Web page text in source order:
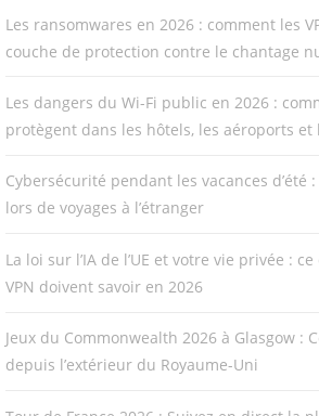
Les ransomwares en 2026 : comment les
couche de protection contre le chantage
Les dangers du Wi-Fi public en 2026 :
protègent dans les hôtels, les aéroports et
Cybersécurité pendant les vacances d’été
lors de voyages à l’étranger
La loi sur l’IA de l’UE et votre vie privée :
VPN doivent savoir en 2026
Jeux du Commonwealth 2026 à Glasgow :
depuis l’extérieur du Royaume-Uni